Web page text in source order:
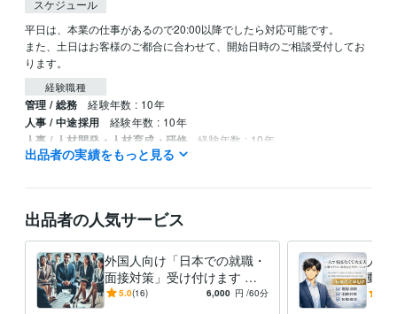
スケジュール
平日は、本業の仕事があるので20:00以降でしたら対応可能です。
また、土日はお客様のご都合に合わせて、開始日時のご相談受付してお
ります。
経験職種
管理 / 総務 経験年数 : 10年
人事 / 中途採用 経験年数 : 10年
人事 / 人材開発・人材育成・研修 経験年数 : 10年
日商簿記検定2級 取得年 : 2017年
プログラミング言語・フレームワーク
Python:1年
ビジネス・クリエイティブツール
WordPress:3年Excel:20年Google スプレッドシート:4年
Google ドキュメント:2年
出品者の実績をもっと見る
出品者の人気サービス
外国人向け「日本での就職・
面接対策」受け付けます 日
本の就職・面接を成功させる
5.0(16) 6,000 円 /60分
人
動を
なた